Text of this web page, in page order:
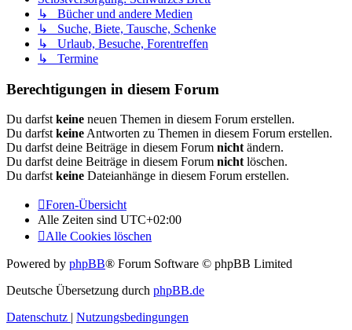
↳ Bücher und andere Medien
↳ Suche, Biete, Tausche, Schenke
↳ Urlaub, Besuche, Forentreffen
↳ Termine
Berechtigungen in diesem Forum
Du darfst keine neuen Themen in diesem Forum erstellen.
Du darfst keine Antworten zu Themen in diesem Forum erstellen.
Du darfst deine Beiträge in diesem Forum nicht ändern.
Du darfst deine Beiträge in diesem Forum nicht löschen.
Du darfst keine Dateianhänge in diesem Forum erstellen.
Foren-Übersicht
Alle Zeiten sind UTC+02:00
Alle Cookies löschen
Powered by phpBB® Forum Software © phpBB Limited
Deutsche Übersetzung durch phpBB.de
Datenschutz | Nutzungsbedingungen